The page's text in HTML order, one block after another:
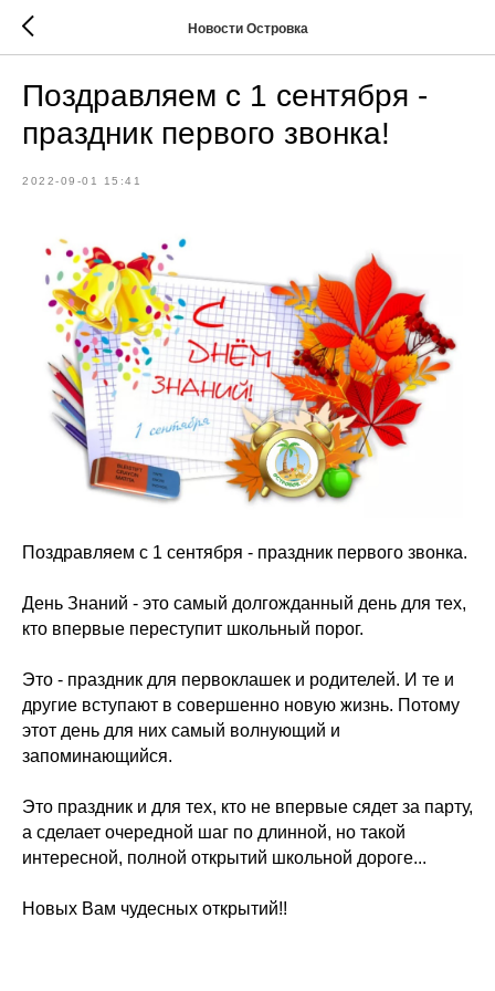
Новости Островка
Поздравляем с 1 сентября -
праздник первого звонка!
2022-09-01 15:41
Поздравляем с 1 сентября - праздник первого звонка.
День Знаний - это самый долгожданный день для тех,
кто впервые переступит школьный порог.
Это - праздник для первоклашек и родителей. И те и
другие вступают в совершенно новую жизнь. Потому
этот день для них самый волнующий и
запоминающийся.
Это праздник и для тех, кто не впервые сядет за парту,
а сделает очередной шаг по длинной, но такой
интересной, полной открытий школьной дороге...
Новых Вам чудесных открытий!!